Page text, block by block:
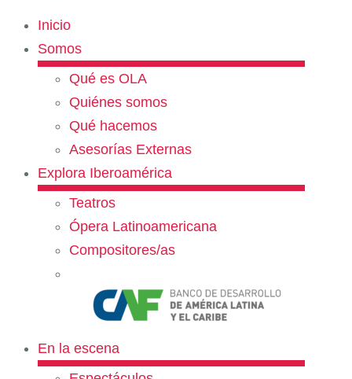
Inicio
Somos
Qué es OLA
Quiénes somos
Qué hacemos
Asesorías Externas
Explora Iberoamérica
Teatros
Ópera Latinoamericana
Compositores/as
En la escena